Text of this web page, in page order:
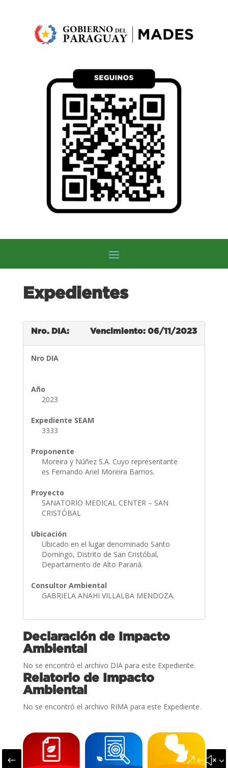
Expedientes
Nro. DIA: Vencimiento: 06/11/2023
Nro DIA
Año
2023
Expediente SEAM
3333
Proponente
Moreira y Núñez S.A. Cuyo representante
es Fernando Ariel Moreira Barrios.
Proyecto
SANATORIO MEDICAL CENTER – SAN
CRISTÓBAL
Ubicación
Ubicado en el lugar denominado Santo
Domingo, Distrito de San Cristóbal,
Departamento de Alto Paraná.
Consultor Ambiental
GABRIELA ANAHI VILLALBA MENDOZA.
Declaración de Impacto
Ambiental
No se encontró el archivo DIA para este Expediente.
Relatorio de Impacto
Ambiental
No se encontró el archivo RIMA para este Expediente.
#